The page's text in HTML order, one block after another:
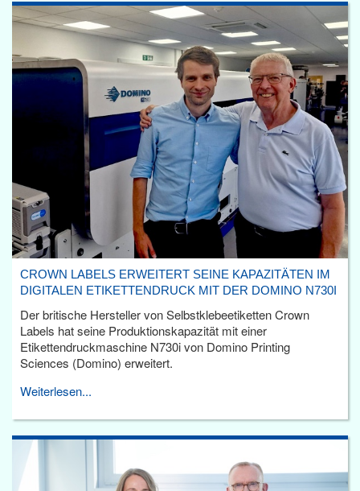
CROWN LABELS ERWEITERT SEINE KAPAZITÄTEN IM
DIGITALEN ETIKETTENDRUCK MIT DER DOMINO N730I
Der britische Hersteller von Selbstklebeetiketten Crown
Labels hat seine Produktionskapazität mit einer
Etikettendruckmaschine N730i von Domino Printing
Sciences (Domino) erweitert.
Weiterlesen...